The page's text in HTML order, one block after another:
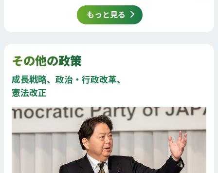
もっと見る
その他の政策
成長戦略、政治・行政改革、
憲法改正